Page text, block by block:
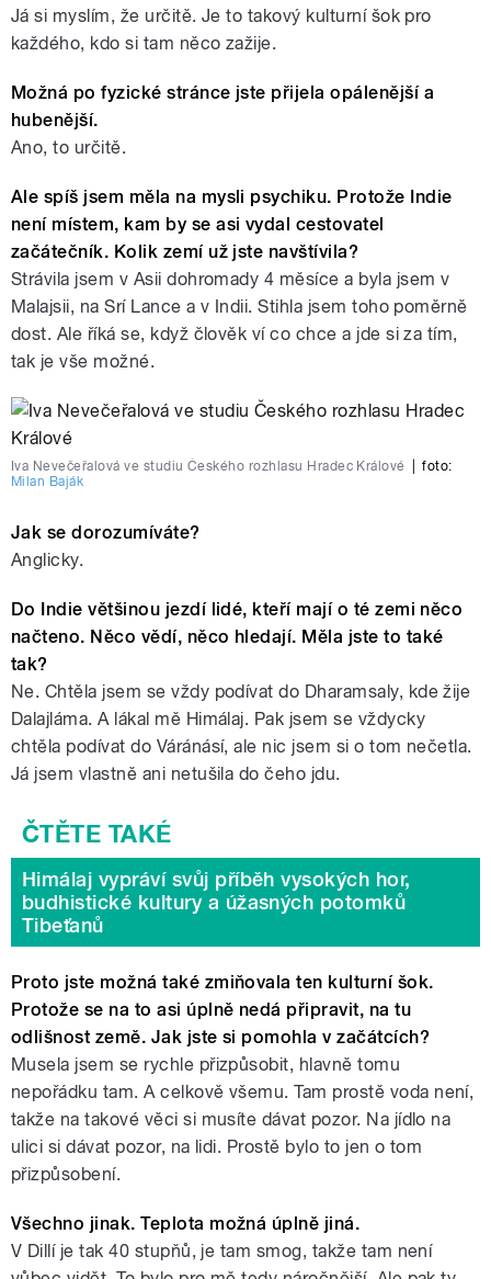
Já si myslím, že určitě. Je to takový kulturní šok pro
každého, kdo si tam něco zažije.
Možná po fyzické stránce jste přijela opálenější a
hubenější.
Ano, to určitě.
Ale spíš jsem měla na mysli psychiku. Protože Indie
není místem, kam by se asi vydal cestovatel
začátečník. Kolik zemí už jste navštívila?
Strávila jsem v Asii dohromady 4 měsíce a byla jsem v
Malajsii, na Srí Lance a v Indii. Stihla jsem toho poměrně
dost. Ale říká se, když člověk ví co chce a jde si za tím,
tak je vše možné.
Iva Nevečeřalová ve studiu Českého rozhlasu Hradec Králové
foto:
Milan Baják
Jak se dorozumíváte?
Anglicky.
Do Indie většinou jezdí lidé, kteří mají o té zemi něco
načteno. Něco vědí, něco hledají. Měla jste to také
tak?
Ne. Chtěla jsem se vždy podívat do Dharamsaly, kde žije
Dalajláma. A lákal mě Himálaj. Pak jsem se vždycky
chtěla podívat do Váránásí, ale nic jsem si o tom nečetla.
Já jsem vlastně ani netušila do čeho jdu.
Himálaj vypráví svůj příběh vysokých hor,
budhistické kultury a úžasných potomků
Tibeťanů
Proto jste možná také zmiňovala ten kulturní šok.
Protože se na to asi úplně nedá připravit, na tu
odlišnost země. Jak jste si pomohla v začátcích?
Musela jsem se rychle přizpůsobit, hlavně tomu
nepořádku tam. A celkově všemu. Tam prostě voda není,
takže na takové věci si musíte dávat pozor. Na jídlo na
ulici si dávat pozor, na lidi. Prostě bylo to jen o tom
přizpůsobení.
Všechno jinak. Teplota možná úplně jiná.
V Dillí je tak 40 stupňů, je tam smog, takže tam není